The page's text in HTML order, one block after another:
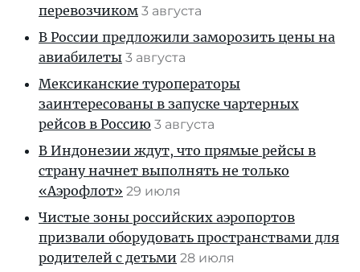
перевозчиком 3 августа
В России предложили заморозить цены на
авиабилеты 3 августа
Мексиканские туроператоры
заинтересованы в запуске чартерных
рейсов в Россию 3 августа
В Индонезии ждут, что прямые рейсы в
страну начнет выполнять не только
«Аэрофлот» 29 июля
Чистые зоны российских аэропортов
призвали оборудовать пространствами для
родителей с детьми 28 июля